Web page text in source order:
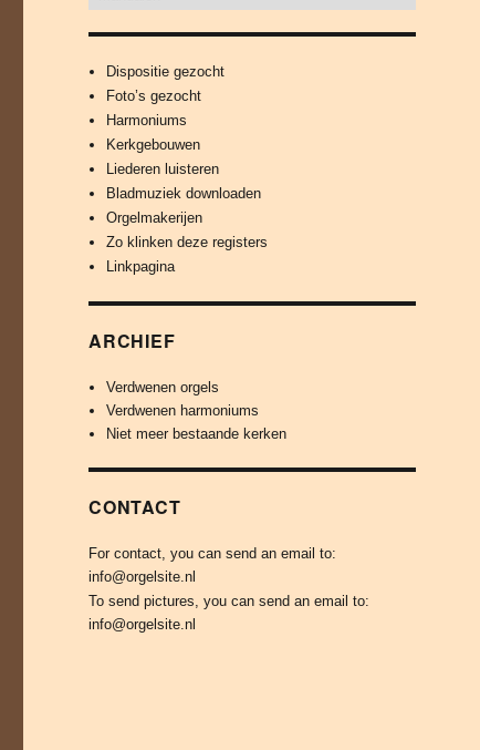
Dispositie gezocht
Foto’s gezocht
Harmoniums
Kerkgebouwen
Liederen luisteren
Bladmuziek downloaden
Orgelmakerijen
Zo klinken deze registers
Linkpagina
ARCHIEF
Verdwenen orgels
Verdwenen harmoniums
Niet meer bestaande kerken
CONTACT
For contact, you can send an email to:
info@orgelsite.nl
To send pictures, you can send an email to:
info@orgelsite.nl